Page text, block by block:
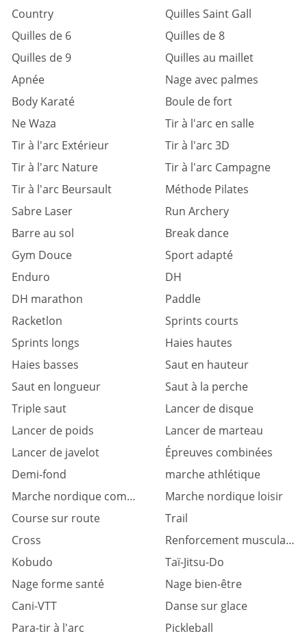
Country
Quilles Saint Gall
Quilles de 6
Quilles de 8
Quilles de 9
Quilles au maillet
Apnée
Nage avec palmes
Body Karaté
Boule de fort
Ne Waza
Tir à l'arc en salle
Tir à l'arc Extérieur
Tir à l'arc 3D
Tir à l'arc Nature
Tir à l'arc Campagne
Tir à l'arc Beursault
Méthode Pilates
Sabre Laser
Run Archery
Barre au sol
Break dance
Gym Douce
Sport adapté
Enduro
DH
DH marathon
Paddle
Racketlon
Sprints courts
Sprints longs
Haies hautes
Haies basses
Saut en hauteur
Saut en longueur
Saut à la perche
Triple saut
Lancer de disque
Lancer de poids
Lancer de marteau
Lancer de javelot
Épreuves combinées
Demi-fond
marche athlétique
Marche nordique compétition
Marche nordique loisir
Course sur route
Trail
Cross
Renforcement musculaire
Kobudo
Taï-Jitsu-Do
Nage forme santé
Nage bien-être
Cani-VTT
Danse sur glace
Para-tir à l'arc
Pickleball